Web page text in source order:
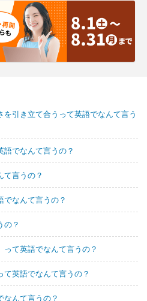
引き立て合うって英語でなんて言う
語でなんて言うの？
て言うの？
でなんて言うの？
の？
て英語でなんて言うの？
英語でなんて言うの？
なんて言うの？